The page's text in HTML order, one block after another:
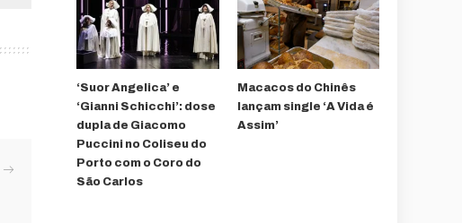
‘Suor Angelica’ e
‘Gianni Schicchi’: dose
dupla de Giacomo
Puccini no Coliseu do
Porto com o Coro do
São Carlos
Macacos do Chinês
lançam single ‘A Vida é
Assim’